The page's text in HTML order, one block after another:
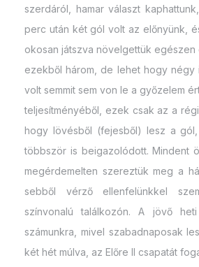
szerdáról, hamar választ
perc után két gól volt az előnyünk,
okosan játszva növelgettük egészen
ezekből három, de lehet hogy négy
volt semmit sem von le a győzelem
teljesítményéből, ezek csak az a
hogy lövésből (fejesből) lesz a
többször is beigazolódott. Mindent
megérdemelten szereztük meg a
sebből vérző ellenfelünkkel
színvonalú találkozón. A jövő
számunkra, mivel szabadnaposak
két hét múlva, az Előre II csapatát